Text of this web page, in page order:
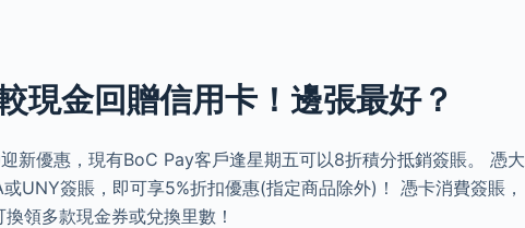
現金回贈信用卡！邊張最好？
新優惠，現有BoC Pay客戶逢星期五可以8折積分抵銷簽賬。 憑大
UNY簽賬，即可享5%折扣優惠(指定商品除外)！ 憑卡消費簽賬，
領多款現金券或兌換里數！